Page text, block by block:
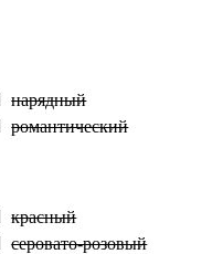
нарядный
романтический
красный
серовато-розовый